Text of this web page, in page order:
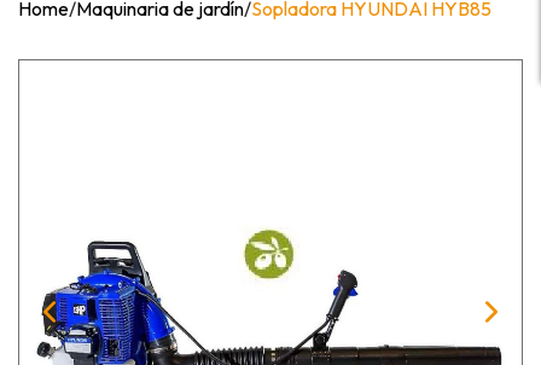
Home/Maquinaria de jardín/Sopladora HYUNDAI HYB85